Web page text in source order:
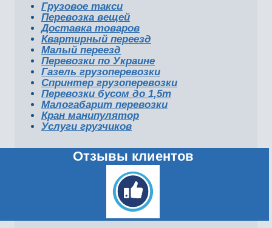
Грузовое такси
Перевозка вещей
Доставка товаров
Квартирный переезд
Малый переезд
Перевозки по Украине
Газель грузоперевозки
Спринтер грузоперевозки
Перевозки бусом до 1,5т
Малогабарит перевозки
Кран манипулятор
Услуги грузчиков
Отзывы клиентов